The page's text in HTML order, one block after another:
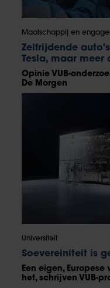
Maatschappij en
Zelfrijdende
Tesla, maar meer
Opinie VUB-
De Morgen
Universiteit
Soevereiniteit is
Een eigen,
het, schrijven VUB-